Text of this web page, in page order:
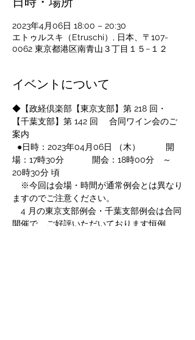
2023年4月06日 18:00 – 20:30
エトゥルスキ（Etruschi）, 日本、〒107-
0062 東京都港区南青山３丁目１５−１２
イベントについて
◆【政経倶楽部【東京支部】第 218 回・
【千葉支部】第 142 回 　合同ワイン会のご
案内
●日時：2023年04月06日 （木）　　　開
場：17時30分 　　　開会：18時00分　～
20時30分 頃
※今回は会場・時間が通常例会とは異なり
ますのでご注意ください。
4 月の東京支部例会・千葉支部例会は合同
開催で、ご好評いただいております恒例